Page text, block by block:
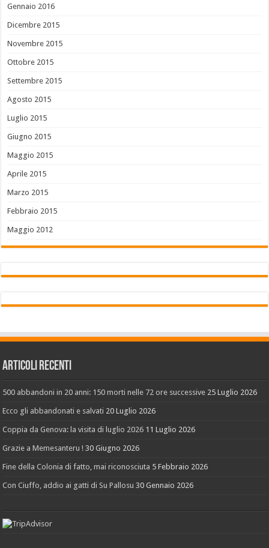
Gennaio 2016
Dicembre 2015
Novembre 2015
Ottobre 2015
Settembre 2015
Agosto 2015
Luglio 2015
Giugno 2015
Maggio 2015
Aprile 2015
Marzo 2015
Febbraio 2015
Maggio 2012
Articoli recenti
500 abbandoni in 20 anni: 150 morti nelle 72 ore successive 25 Luglio 2026
Ecco gli abbandonati e salvati 20 Luglio 2026
Coppia da Genova: la visita di luglio 2026 11 Luglio 2026
Grazie a Memesanteru ! 30 Giugno 2026
Fine della Colonia di fatto, mai riconosciuta 5 Febbraio 2026
Con Ciuffo, addio ai gatti di Su Pallosu 30 Gennaio 2026